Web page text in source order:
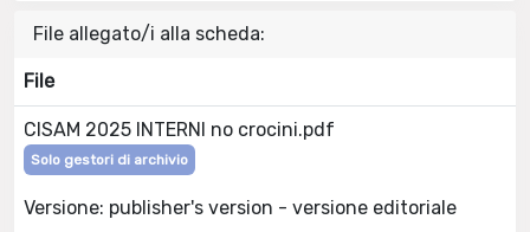
File allegato/i alla scheda:
File
CISAM 2025 INTERNI no crocini.pdf
Solo gestori di archivio
Versione: publisher's version - versione editoriale